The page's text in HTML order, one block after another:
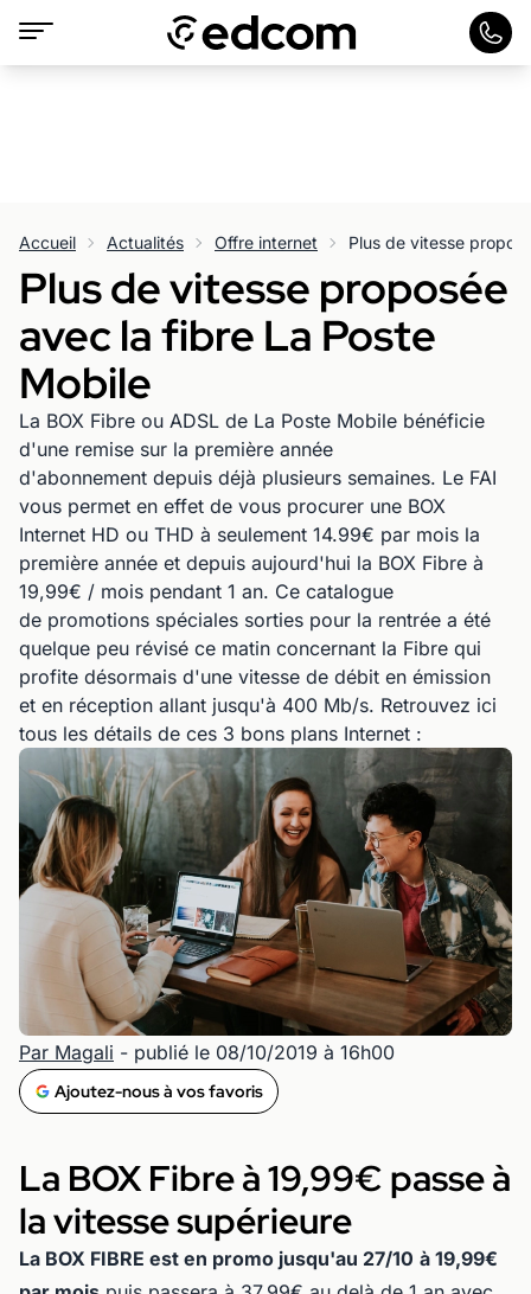
Accueil Actualités Offre internet Plus de vitesse
Plus de vitesse proposée
avec la fibre La Poste
Mobile
La BOX Fibre ou ADSL de La Poste Mobile bénéficie
d'une remise sur la première année
d'abonnement depuis déjà plusieurs semaines. Le FAI
vous permet en effet de vous procurer une BOX
Internet HD ou THD à seulement 14.99€ par mois la
première année et depuis aujourd'hui la BOX Fibre à
19,99€ / mois pendant 1 an. Ce catalogue
de promotions spéciales sorties pour la rentrée a été
quelque peu révisé ce matin concernant la Fibre qui
profite désormais d'une vitesse de débit en émission
et en réception allant jusqu'à 400 Mb/s. Retrouvez ici
tous les détails de ces 3 bons plans Internet :
Par Magali - publié le 08/10/2019 à 16h00
Ajoutez-nous à vos favoris
La BOX Fibre à 19,99€ passe à
la vitesse supérieure
La BOX FIBRE est en promo jusqu'au 27/10 à 19,99€